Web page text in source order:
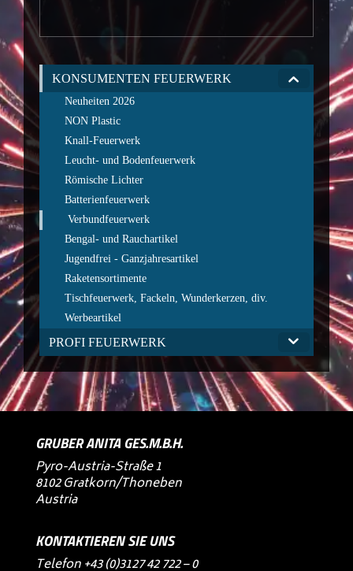
KONSUMENTEN FEUERWERK
Neuheiten 2026
NON Plastic
Knall-Feuerwerk
Leucht- und Bodenfeuerwerk
Römische Lichter
Batterienfeuerwerk
Verbundfeuerwerk
Bengal- und Rauchartikel
Jugendfrei - Ganzjahresartikel
Raketensortimente
Tischfeuerwerk, Fackeln, Wunderkerzen, div.
Werbeartikel
PROFI FEUERWERK
GRUBER ANITA GES.M.B.H.
Pyro-Austria-Straße 1
8102 Gratkorn/Thoneben
Austria
KONTAKTIEREN SIE UNS
Telefon+43 (0)3127 42 722 – 0